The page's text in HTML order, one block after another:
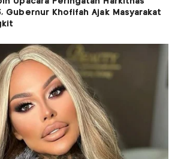
Gubernur Khofifah Ajak Masyarakat